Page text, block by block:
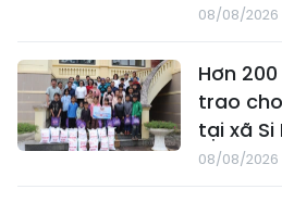
08/08/2026
Hơn
trao
tại xã Si
08/08/2026